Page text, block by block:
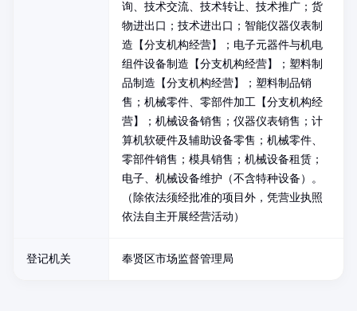
询、技术交流、技术转让、技术推广；货
物进出口；技术进出口；智能仪器仪表制
造【分支机构经营】；电子元器件与机电
组件设备制造【分支机构经营】；塑料制
品制造【分支机构经营】；塑料制品销
售；机械零件、零部件加工【分支机构经
营】；机械设备销售；仪器仪表销售；计
算机软硬件及辅助设备零售；机械零件、
零部件销售；模具销售；机械设备租赁；
电子、机械设备维护（不含特种设备）。
（除依法须经批准的项目外，凭营业执照
依法自主开展经营活动）
登记机关 奉贤区市场监督管理局